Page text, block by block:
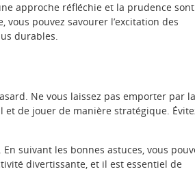
approche réfléchie et la prudence sont
pouvez savourer l’excitation des
durables.
Ne vous laissez pas emporter par la
et de jouer de manière stratégique.
suivant les bonnes astuces, vous
divertissante, et il est essentiel de